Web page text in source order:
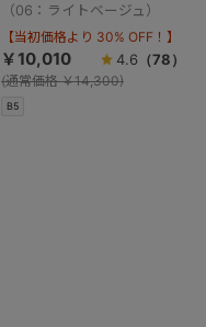
（06：ライトベージュ）
B5
【当初価格より 30% OFF！】
￥10,010
(通常価格￥14,300)
4.6 （78）